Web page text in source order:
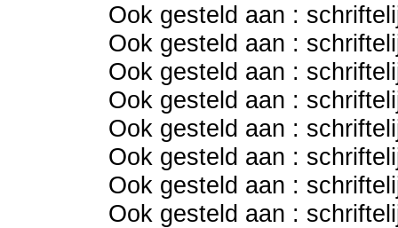
Ook gesteld aan :
Ook gesteld aan :
Ook gesteld aan :
Ook gesteld aan :
Ook gesteld aan :
Ook gesteld aan :
Ook gesteld aan :
Ook gesteld aan :